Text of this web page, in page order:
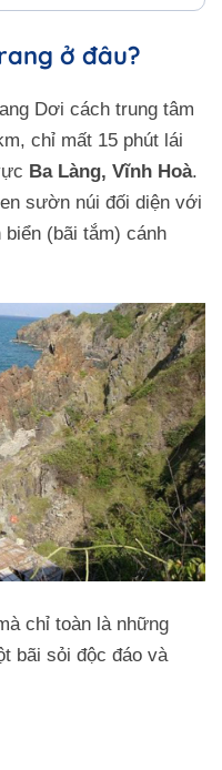
ở đâu?
Dơi cách trung tâm
chỉ mất 15 phút lái
Ba Làng, Vĩnh Hoà.
sườn núi đối diện với
(bãi tắm) cánh
chỉ toàn là những
bãi sỏi độc đáo và